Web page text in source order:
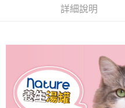
１．簡單：不需註冊會員、不需綁
１．於結帳方式選擇「AFTEE先享
結帳頁面，進行簡訊認證並確認金
２．訂單成立數日內，您將收到繳
３．收到繳費通知簡訊後14天內，
ATM／網路銀行／等多元方式進行
每筆NT$110，滿NT$1,500(含
外島配送（黑貓宅急便－澎湖
每筆NT$360
宅配【偏遠地區-依黑貓物流所
詳細說明